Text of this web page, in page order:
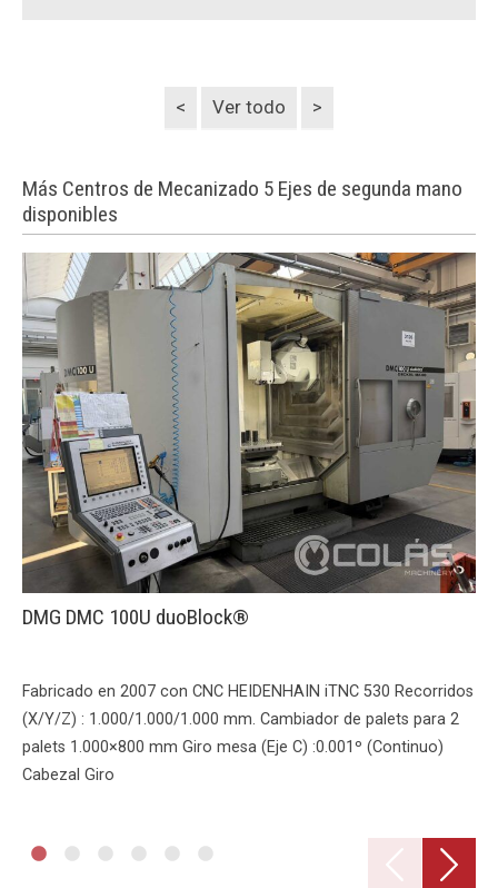
< Ver todo >
Más Centros de Mecanizado 5 Ejes de segunda mano
disponibles
DMG DMC 100U duoBlock®
Fabricado en 2007 con CNC HEIDENHAIN iTNC 530 Recorridos
(X/Y/Z) : 1.000/1.000/1.000 mm. Cambiador de palets para 2
palets 1.000×800 mm Giro mesa (Eje C) :0.001º (Continuo)
Cabezal Giro